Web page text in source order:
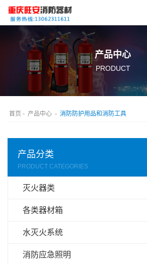
产品中心
PRODUCT
首页 - 产品中心 - 消防防护用品和消防工具
产品分类
PRODUCT CATEGORIES
灭火器类
各类器材箱
水灭火系统
消防应急照明